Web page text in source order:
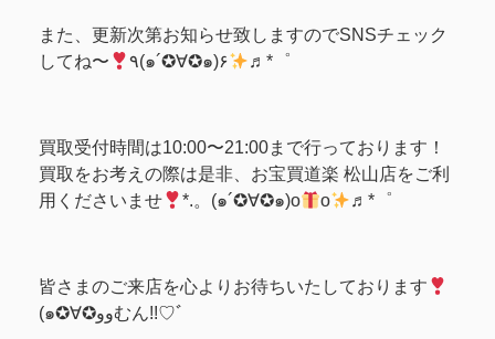
また、更新次第お知らせ致しますのでSNSチェック
してね〜
٩(๑´✪∀✪๑)۶ ♬*゜
買取受付時間は10:00〜21:00まで行っております！
買取をお考えの際は是非、お宝買道楽 松山店をご利
用くださいませ
*.。(๑´✪∀✪๑)o o ♬*゜
皆さまのご来店を心よりお待ちいたしております
(๑✪∀✪ووむん!!♡ﾞ